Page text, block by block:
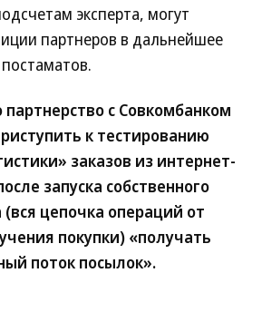
эксперта, могут
партнеров в дальнейшее
с Совкомбанком
к тестированию
заказов из интернет-
запуска собственного
цепочка операций от
покупки) «получать
поток посылок».